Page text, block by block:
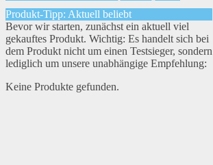
Produkt-Tipp: Aktuell beliebt
Bevor wir starten, zunächst ein aktuell viel
gekauftes Produkt. Wichtig: Es handelt sich bei
dem Produkt nicht um einen Testsieger, sondern
lediglich um unsere unabhängige Empfehlung:
Keine Produkte gefunden.